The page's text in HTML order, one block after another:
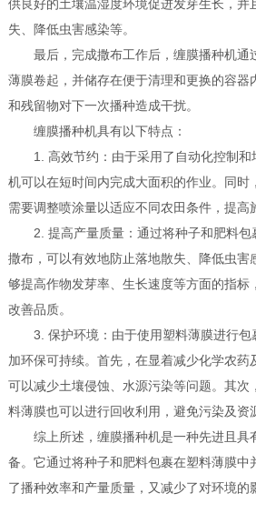
供良好的土壤温湿度环境促进发芽生长，并
失、降低虫害感染等。
最后，完成撒布工作后，缠膜播种机通
薄膜卷起，并储存在便于清理和更换的容器
和残留物对下一次播种造成干扰。
缠膜播种机具有以下特点：
1. 高效节约：由于采用了自动化控制和
机可以在短时间内完成大面积的作业。同时
需要调整喷涂量以适应不同农田条件，提高
2. 提高产量质量：通过将种子和肥料包
撒布，可以有效地防止落地散失、降低虫害
够提高作物发芽率、生长速度等方面的指标
改善品质。
3. 保护环境：由于使用塑料薄膜进行包
加环保可持续。首先，在显着减少化学农药
可以减少土壤侵蚀、水源污染等问题。其次
料薄膜也可以进行回收利用，避免污染及资
综上所述，缠膜播种机是一种先进且具
备。它通过将种子和肥料包裹在塑料薄膜中
了播种效率和产量质量，又减少了对环境的